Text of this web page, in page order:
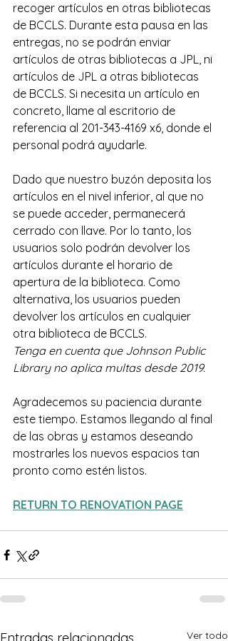
recoger artículos en otras bibliotecas
de BCCLS. Durante esta pausa en las
entregas, no se podrán enviar
artículos de otras bibliotecas a JPL, ni
artículos de JPL a otras bibliotecas
de BCCLS. Si necesita un artículo en
concreto, llame al escritorio de
referencia al 201-343-4169 x6, donde el
personal podrá ayudarle.
Dado que nuestro buzón deposita los
artículos en el nivel inferior, al que no
se puede acceder, permanecerá
cerrado con llave. Por lo tanto, los
usuarios solo podrán devolver los
artículos durante el horario de
apertura de la biblioteca. Como
alternativa, los usuarios pueden
devolver los artículos en cualquier
otra biblioteca de BCCLS.
Tenga en cuenta que Johnson Public
Library no aplica multas desde 2019.
Agradecemos su paciencia durante
este tiempo. Estamos llegando al final
de las obras y estamos deseando
mostrarles los nuevos espacios tan
pronto como estén listos.
RETURN TO RENOVATION PAGE
Ver todo